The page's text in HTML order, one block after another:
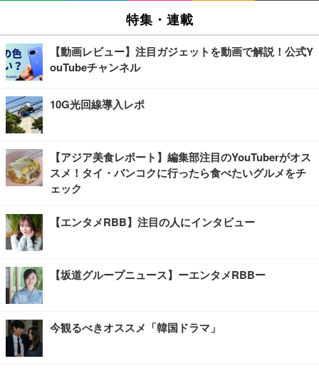
特集・連載
【動画レビュー】注目ガジェットを動画で解説！公式Y
ouTubeチャンネル
10G光回線導入レポ
【アジア美食レポート】編集部注目のYouTuberがオス
スメ！タイ・バンコクに行ったら食べたいグルメをチ
ェック
【エンタメRBB】注目の人にインタビュー
【坂道グループニュース】ーエンタメRBBー
今観るべきオススメ「韓国ドラマ」